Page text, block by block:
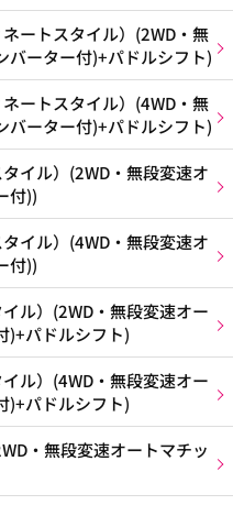
ートスタイル）(2WD・無
バーター付)+パドルシフト)
ートスタイル）(4WD・無
バーター付)+パドルシフト)
イル）(2WD・無段変速オ
付))
イル）(4WD・無段変速オ
付))
ル）(2WD・無段変速オー
)+パドルシフト)
ル）(4WD・無段変速オー
)+パドルシフト)
・無段変速オートマチッ